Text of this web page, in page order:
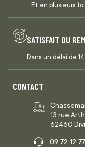
Et en plusieurs
SATISFAIT OU
Dans un délai de
CONTACT
13 rue
62460
09 72 12